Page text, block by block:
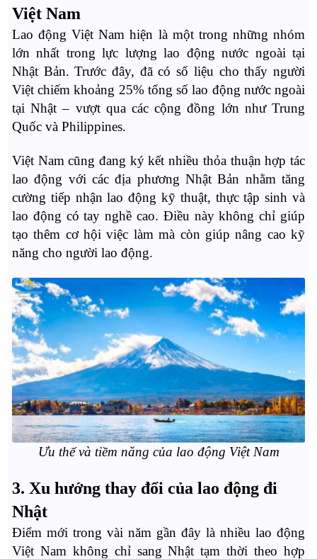
Việt Nam
Lao động Việt Nam hiện là một trong những nhóm
lớn nhất trong lực lượng lao động nước ngoài tại
Nhật Bản. Trước đây, đã có số liệu cho thấy người
Việt chiếm khoảng 25% tổng số lao động nước ngoài
tại Nhật – vượt qua các cộng đồng lớn như Trung
Quốc và Philippines.
Việt Nam cũng đang ký kết nhiều thỏa thuận hợp tác
lao động với các địa phương Nhật Bản nhằm tăng
cường tiếp nhận lao động kỹ thuật, thực tập sinh và
lao động có tay nghề cao. Điều này không chỉ giúp
tạo thêm cơ hội việc làm mà còn giúp nâng cao kỹ
năng cho người lao động.
Ưu thế và tiềm năng của lao động Việt Nam
3. Xu hướng thay đổi của lao động đi
Nhật
Điểm mới trong vài năm gần đây là nhiều lao động
Việt Nam không chỉ sang Nhật tạm thời theo hợp